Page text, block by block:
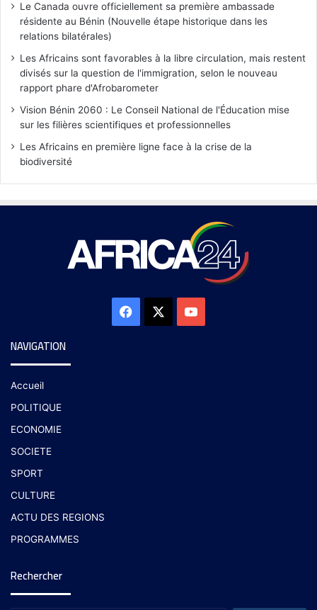
Le Canada ouvre officiellement sa première ambassade
résidente au Bénin (Nouvelle étape historique dans les
relations bilatérales)
Les Africains sont favorables à la libre circulation, mais restent
divisés sur la question de l'immigration, selon le nouveau
rapport phare d'Afrobarometer
Vision Bénin 2060 : Le Conseil National de l'Éducation mise
sur les filières scientifiques et professionnelles
Les Africains en première ligne face à la crise de la
biodiversité
NAVIGATION
Accueil
POLITIQUE
ECONOMIE
SOCIETE
SPORT
CULTURE
ACTU DES REGIONS
PROGRAMMES
Rechercher